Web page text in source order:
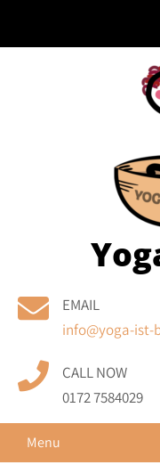
EMAIL
info@yoga-ist-
CALL NOW
0172 7584029
Menu